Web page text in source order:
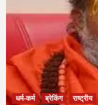
धर्म-कर्म ब्रेकिंग राष्ट्रीय